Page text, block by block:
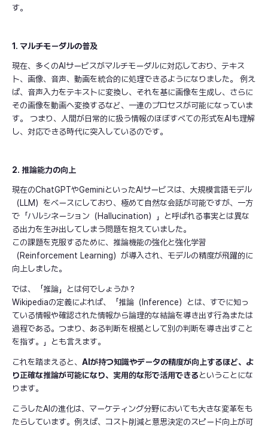
す。
1. マルチモーダルの普及
現在、多くのAIサービスがマルチモーダルに対応しており、テキス
ト、画像、音声、動画を統合的に処理できるようになりました。 例え
ば、音声入力をテキストに変換し、それを基に画像を生成し、さらに
その画像を動画へ変換するなど、一連のプロセスが可能になっていま
す。 つまり、人間が日常的に扱う情報のほぼすべての形式をAIも理解
し、対応できる時代に突入しているのです。
2. 推論能力の向上
現在のChatGPTやGeminiといったAIサービスは、大規模言語モデル
（LLM）をベースにしており、極めて自然な会話が可能ですが、一方
で「ハルシネーション（Hallucination）」と呼ばれる事実とは異な
る出力を生み出してしまう問題を抱えていました。
この課題を克服するために、推論機能の強化と強化学習
（Reinforcement Learning）が導入され、モデルの精度が飛躍的に
向上しました。
では、「推論」とは何でしょうか？
Wikipediaの定義によれば、「推論（Inference）とは、すでに知っ
ている情報や確認された情報から論理的な結論を導き出す行為または
過程である。つまり、ある判断を根拠として別の判断を導き出すこと
を指す。」とも言えます。
これを踏まえると、 AIが持つ知識やデータの精度が向上するほど、よ
り正確な推論が可能になり、実用的な形で活用できるということにな
ります。
こうしたAIの進化は、マーケティング分野においても大きな変革をも
たらしています。例えば、コスト削減と意思決定のスピード向上が可